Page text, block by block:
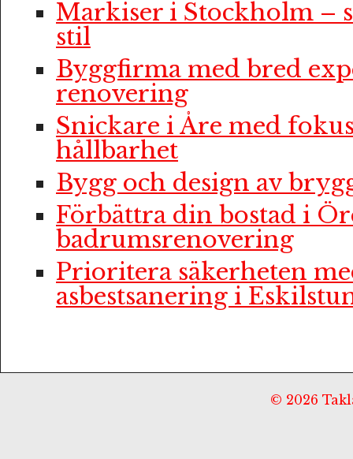
Markiser i Stockholm –
stil
Byggfirma med bred
renovering
Snickare i Åre med
hållbarhet
Bygg och design av
Förbättra din bostad i
badrumsrenovering
Prioritera säkerheten
asbestsanering i
© 2026